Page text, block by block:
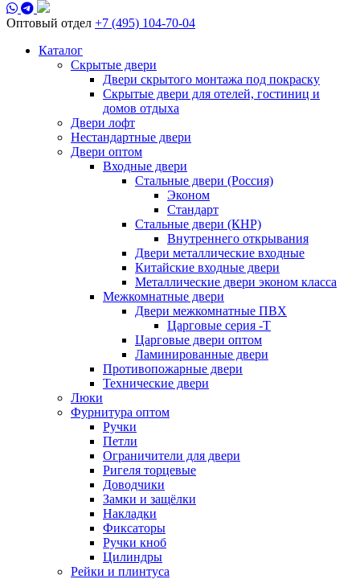
Оптовый отдел +7 (495) 104-70-04
Каталог
Скрытые двери
Двери скрытого монтажа под покраску
Скрытые двери для отелей, гостиниц и
домов отдыха
Двери лофт
Нестандартные двери
Двери оптом
Входные двери
Стальные двери (Россия)
Эконом
Стандарт
Стальные двери (КНР)
Внутреннего открывания
Двери металлические входные
Китайские входные двери
Металлические двери эконом класса
Межкомнатные двери
Двери межкомнатные ПВХ
Царговые серия -Т
Царговые двери оптом
Ламинированные двери
Противопожарные двери
Технические двери
Люки
Фурнитура оптом
Ручки
Петли
Ограничители для двери
Ригеля торцевые
Доводчики
Замки и защёлки
Накладки
Фиксаторы
Ручки кноб
Цилиндры
Рейки и плинтуса